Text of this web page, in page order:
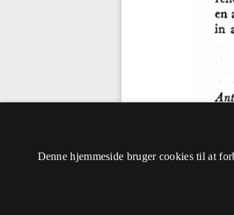
Denne hjemmeside bruger cookies til at